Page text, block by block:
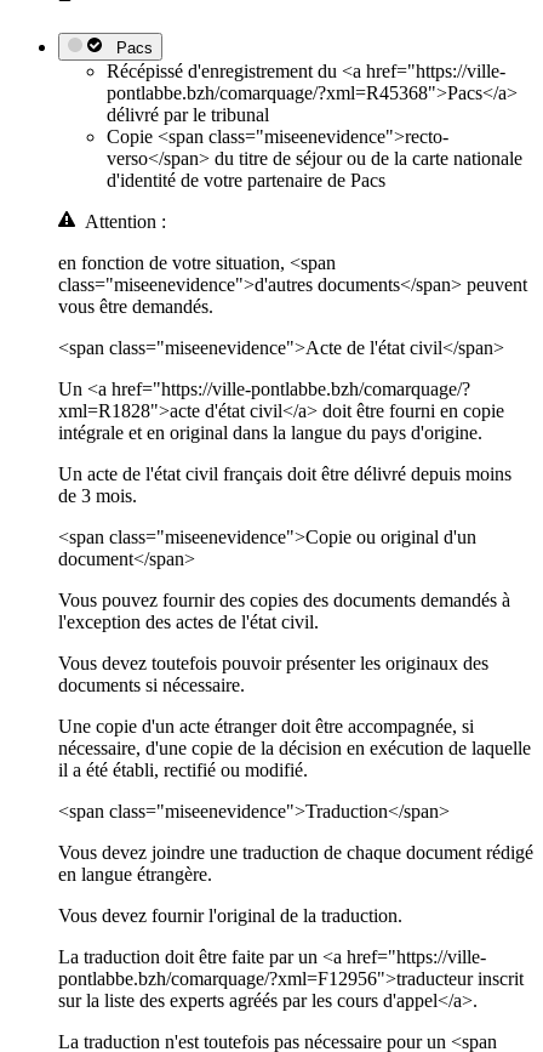
Pacs
Récépissé d'enregistrement du <a href="https://ville-
pontlabbe.bzh/comarquage/?xml=R45368">Pacs</a>
délivré par le tribunal
Copie <span class="miseenevidence">recto-
verso</span> du titre de séjour ou de la carte nationale
d'identité de votre partenaire de Pacs
Attention :
en fonction de votre situation, <span
class="miseenevidence">d'autres documents</span> peuvent
vous être demandés.
<span class="miseenevidence">Acte de l'état civil</span>
Un <a href="https://ville-pontlabbe.bzh/comarquage/?
xml=R1828">acte d'état civil</a> doit être fourni en copie
intégrale et en original dans la langue du pays d'origine.
Un acte de l'état civil français doit être délivré depuis moins
de 3 mois.
<span class="miseenevidence">Copie ou original d'un
document</span>
Vous pouvez fournir des copies des documents demandés à
l'exception des actes de l'état civil.
Vous devez toutefois pouvoir présenter les originaux des
documents si nécessaire.
Une copie d'un acte étranger doit être accompagnée, si
nécessaire, d'une copie de la décision en exécution de laquelle
il a été établi, rectifié ou modifié.
<span class="miseenevidence">Traduction</span>
Vous devez joindre une traduction de chaque document rédigé
en langue étrangère.
Vous devez fournir l'original de la traduction.
La traduction doit être faite par un <a href="https://ville-
pontlabbe.bzh/comarquage/?xml=F12956">traducteur inscrit
sur la liste des experts agréés par les cours d'appel</a>.
La traduction n'est toutefois pas nécessaire pour un <span